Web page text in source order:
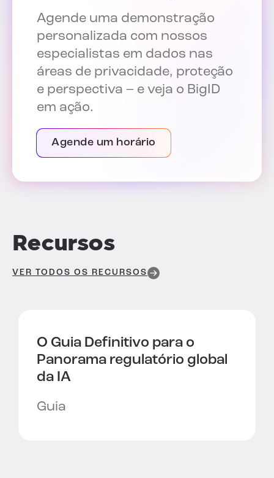
Agende uma demonstração
personalizada com nossos
especialistas em dados nas
áreas de privacidade, proteção
e perspectiva – e veja o BigID
em ação.
Agende um horário
Recursos
VER TODOS OS RECURSOS
O Guia Definitivo para o
Panorama regulatório global
da IA
Guia